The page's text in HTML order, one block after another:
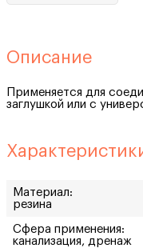
Описание
Применяется для
заглушкой или с
Материал:
резина
Сфера применения:
канализация, дренаж